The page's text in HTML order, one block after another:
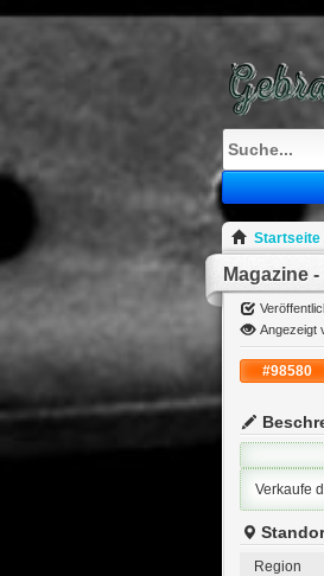
Startseite
Magazine
Angezeigt
#98580
Verkaufe
Region